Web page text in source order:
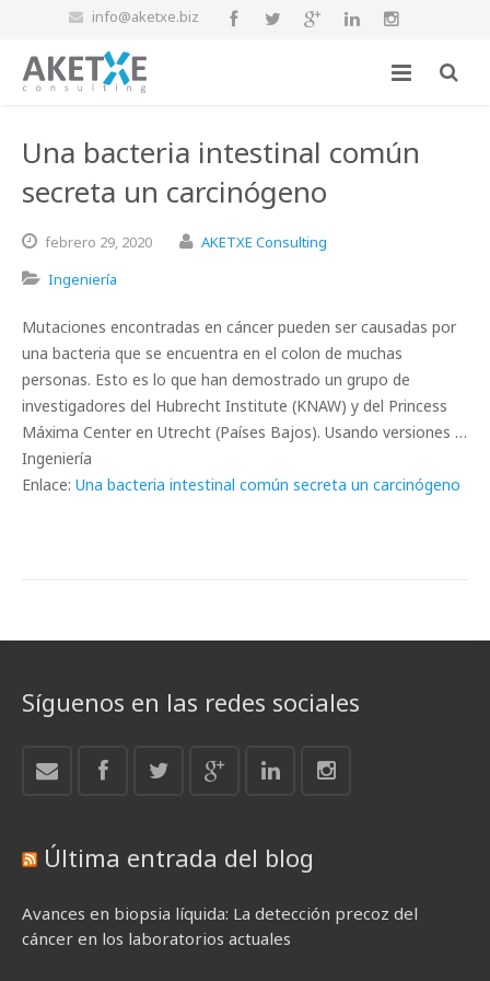
info@aketxe.biz
Una bacteria intestinal común
secreta un carcinógeno
febrero 29, 2020
AKETXE Consulting
Ingeniería
Mutaciones encontradas en cáncer pueden ser causadas por
una bacteria que se encuentra en el colon de muchas
personas. Esto es lo que han demostrado un grupo de
investigadores del Hubrecht Institute (KNAW) y del Princess
Máxima Center en Utrecht (Países Bajos). Usando versiones …
Ingeniería
Enlace: Una bacteria intestinal común secreta un carcinógeno
Síguenos en las redes sociales
Última entrada del blog
Avances en biopsia líquida: La detección precoz del
cáncer en los laboratorios actuales